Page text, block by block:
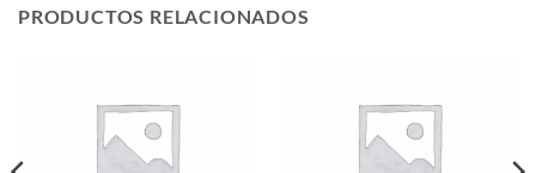
PRODUCTOS RELACIONADOS